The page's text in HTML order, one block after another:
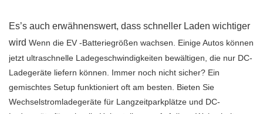
Es’s auch erwähnenswert, dass schneller Laden wichtiger
wird Wenn die EV -Batteriegrößen wachsen. Einige Autos können
jetzt ultraschnelle Ladegeschwindigkeiten bewältigen, die nur DC-
Ladegeräte liefern können. Immer noch nicht sicher? Ein
gemischtes Setup funktioniert oft am besten. Bieten Sie
Wechselstromladegeräte für Langzeitparkplätze und DC-